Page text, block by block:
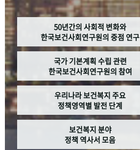
50년간의 사회적 변화와
한국보건사회연구원의 중점 연구
국가 기본계획 수립 관련
한국보건사회연구원의 참여
우리나라 보건복지 주요
정책영역별 발전 단계
보건복지 분야
정책 역사서 모음